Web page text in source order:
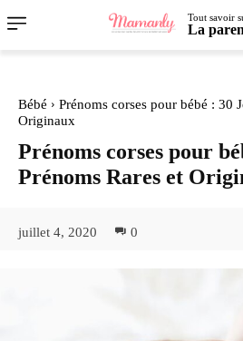
Tout savoir
La
Bébé
Prénoms corses pour bébé : 30
Originaux
Prénoms corses pour
Prénoms Rares et
juillet 4, 2020 0